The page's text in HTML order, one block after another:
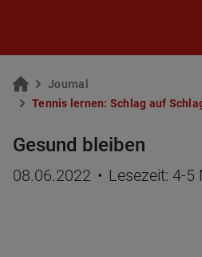
Jour­nal
Ten­nis ler­nen: Schlag auf
Gesund bleiben
08.06.2022 • Lesezeit: 4-5